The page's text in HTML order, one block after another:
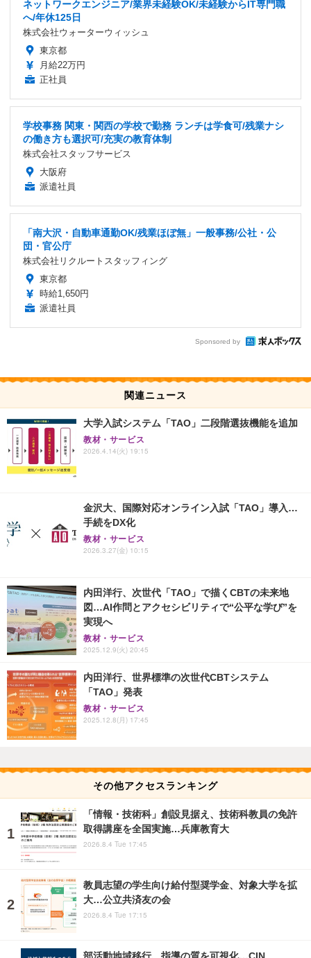
ネットワークエンジニア/業界未経験OK/未経験からIT専門職
へ/年休125日
株式会社ウォーターウィッシュ
東京都
月給22万円
正社員
学校事務 関東・関西の学校で勤務 ランチは学食可/残業ナシ
の働き方も選択可/充実の教育体制
株式会社スタッフサービス
大阪府
派遣社員
「南大沢・自動車通勤OK/残業ほぼ無」一般事務/公社・公
団・官公庁
株式会社リクルートスタッフィング
東京都
時給1,650円
派遣社員
Sponsored by
関連ニュース
大学入試システム「TAO」二段階選抜機能を追加
教材・サービス
2026.4.14(火) 19:15
金沢大、国際対応オンライン入試「TAO」導入…
手続をDX化
教材・サービス
2026.3.27(金) 10:15
内田洋行、次世代「TAO」で描くCBTの未来地
図…AI作問とアクセシビリティで“公平な学び”を
実現へ
教材・サービス
2025.12.9(火) 20:45
内田洋行、世界標準の次世代CBTシステム
「TAO」発表
教材・サービス
2025.12.8(月) 17:45
その他アクセスランキング
「情報・技術科」創設見据え、技術科教員の免許
取得講座を全国実施…兵庫教育大
2026.8.4 Tue 17:45
教員志望の学生向け給付型奨学金、対象大学を拡
大…公立共済友の会
2026.8.4 Tue 17:15
部活動地域移行、指導の質を可視化…CIN